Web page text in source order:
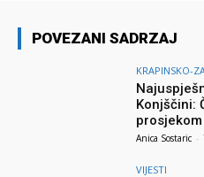
POVEZANI SADRZAJ
KRAPINSKO-
Konjščini:
Anica Sostaric -
VIJESTI